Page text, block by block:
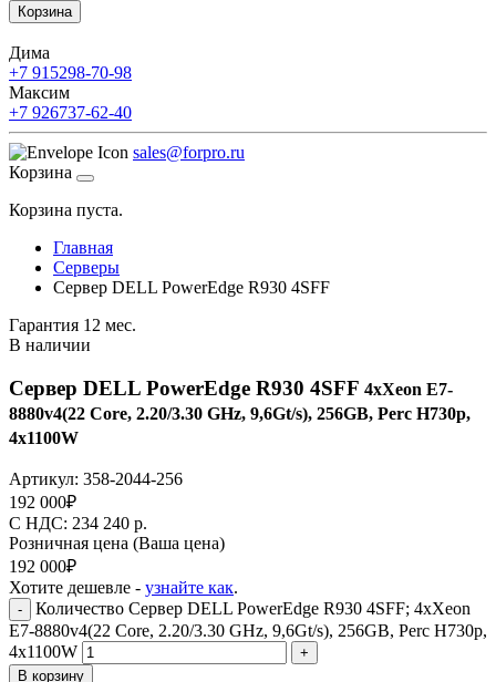
Корзина
Дима
+7 915298-70-98
Максим
+7 926737-62-40
sales@forpro.ru
Корзина
Корзина пуста.
Главная
Серверы
Сервер DELL PowerEdge R930 4SFF
Гарантия 12 мес.
В наличии
Сервер DELL PowerEdge R930 4SFF 4xXeon E7-
8880v4(22 Core, 2.20/3.30 GHz, 9,6Gt/s), 256GB, Perc H730p,
4x1100W
Артикул: 358-2044-256
192 000₽
C НДС: 234 240 р.
Розничная цена (Ваша цена)
192 000₽
Хотите дешевле - узнайте как.
-
Количество Сервер DELL PowerEdge R930 4SFF; 4xXeon
E7-8880v4(22 Core, 2.20/3.30 GHz, 9,6Gt/s), 256GB, Perc H730p,
4x1100W
+
В корзину